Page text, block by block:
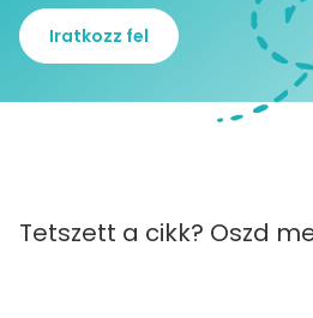
Iratkozz fel
Tetszett a cikk? Oszd